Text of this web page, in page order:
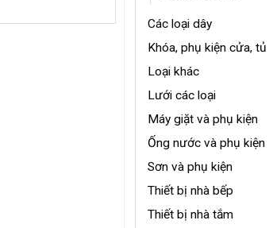
Các loại dây
Khóa, phụ kiện cửa, tủ
Loại khác
Lưới các loại
Máy giặt và phụ kiện
Ống nước và phụ kiện
Sơn và phụ kiện
Thiết bị nhà bếp
Thiết bị nhà tắm